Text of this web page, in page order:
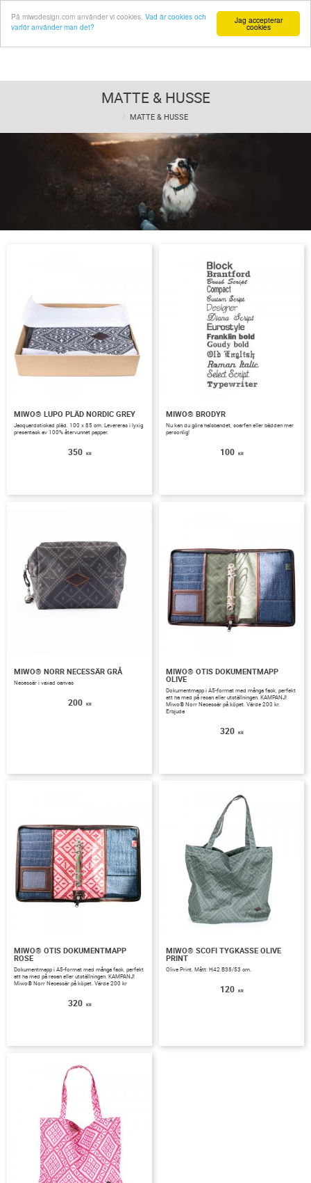
Jag accepterar
cookies
På miwodesign.com använder vi cookies. Vad är cookies och
varför använder man det?
MATTE & HUSSE
MATTE & HUSSE
MIWO® LUPO PLÄD NORDIC GREY
​Jacquardstickad​ pläd. 100 x 85 cm. Levereras i lyxig
presentask av 100% återvunnet papper.
350 KR
MIWO® BRODYR
Nu kan du göra halsbandet, scarfen eller bädden mer
personlig!
100 KR
MIWO® NORR NECESSÄR GRÅ
Necessär i vaxad canvas
200 KR
MIWO® OTIS DOKUMENTMAPP
OLIVE
Dokumentmapp i A5-format med många fack, perfekt
att ha med på resan eller utställningen. KAMPANJ!
Miwo® Norr Necessär på köpet. Värde 200 kr.
Erbjuda
320 KR
MIWO® OTIS DOKUMENTMAPP
ROSE
Dokumentmapp i A5-format med många fack, perfekt
att ha med på resan eller utställningen. KAMPANJ!
Miwo® Norr Necessär på köpet. Värde 200 kr
320 KR
MIWO® SCOFI TYGKASSE OLIVE
PRINT
Olive Print. Mått: H42 B38/53 cm.
120 KR